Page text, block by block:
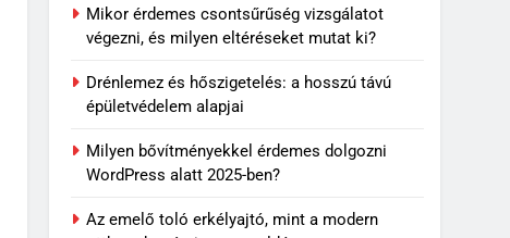
Mikor érdemes csontsűrűség vizsgálatot
végezni, és milyen eltéréseket mutat ki?
Drénlemez és hőszigetelés: a hosszú távú
épületvédelem alapjai
Milyen bővítményekkel érdemes dolgozni
WordPress alatt 2025-ben?
Az emelő toló erkélyajtó, mint a modern
jelenhet meg ugyanaz a
történet újra és újra?
MINDENNAPOK
7
Travertin burkolat
megy ki a divatból?
OTTHON
8
Skechers szandál